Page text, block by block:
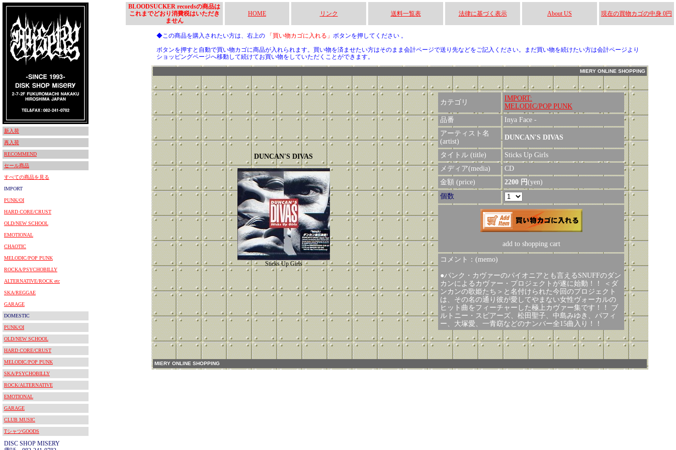
新入荷
再入荷
RECOMMEND
セール商品
すべての商品を見る
IMPORT
PUNK/OI
HARD CORE/CRUST
OLD/NEW SCHOOL
EMOTIONAL
CHAOTIC
MELODIC/POP PUNK
ROCKA/PSYCHOBILLY
ALTERNATIVE/ROCK etc
SKA/REGGAE
GARAGE
DOMESTIC
PUNK/OI
OLD/NEW SCHOOL
HARD CORE/CRUST
MELODIC/POP PUNK
SKA/PSYCHOBILLY
ROCK/ALTERNATIVE
EMOTIONAL
GARAGE
CLUB MUSIC
TシャツGOODS
DISC SHOP MISERY
BLOODSUCKER recordsの商品は
これまでどおり消費税はいただき
ません
HOME リンク 送料一覧表 法律に基づく表示 About US 現在の買物カゴの中身 0円
◆この商品を購入されたい方は、右上の 「買い物カゴに入れる」 ボタンを押してください 。
ボタンを押すと自動で買い物カゴに商品が入れられます。買い物を済ませたい方はそのまま会計ページで送り先などをご記入ください。まだ買い物を続けたい方は会計ページより
ショッピングページへ移動して続けてお買い物をしていただくことができます。
MIERY ONLINE SHOPPING
DUNCAN'S DIVAS
Sticks Up Girls
カテゴリ
IMPORT:
MELODIC/POP PUNK
品番
Inya Face -
アーティスト名
(artist)
DUNCAN'S DIVAS
タイトル (title)
Sticks Up Girls
メディア(media)
CD
金額 (price)
2200 円(yen)
個数
add to shopping cart
コメント：(memo)
●パンク・カヴァーのパイオニアとも言えるSNUFFのダン
カンによるカヴァー・プロジェクトが遂に始動！！ ＜ダ
ンカンの歌姫たち＞と名付けられた今回のプロジェクト
は、その名の通り彼が愛してやまない女性ヴォーカルの
ヒット曲をフィーチャーした極上カヴァー集です！！ ブ
ルトニー・スピアーズ、松田聖子、中島みゆき、パフィ
ー、大塚愛、一青窈などのナンバー全15曲入り！！
MIERY ONLINE SHOPPING